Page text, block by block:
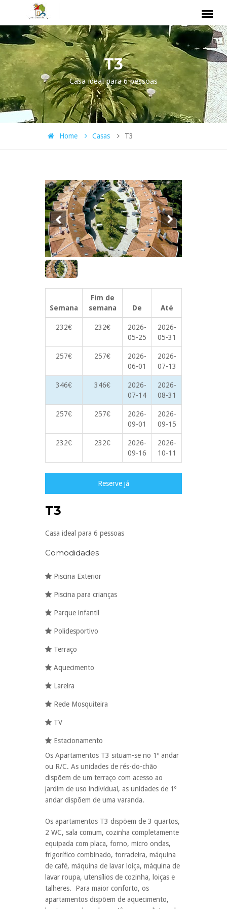
T3
Casa ideal para 6 pessoas
Home Casas T3
Semana
Fim de
semana
De Até
232€ 232€
2026-
05-25
2026-
05-31
257€ 257€
2026-
06-01
2026-
07-13
346€ 346€
2026-
07-14
2026-
08-31
257€ 257€
2026-
09-01
2026-
09-15
232€ 232€
2026-
09-16
2026-
10-11
Reserve já
T3
Casa ideal para 6 pessoas
Comodidades
Piscina Exterior
Piscina para crianças
Parque infantil
Polidesportivo
Terraço
Aquecimento
Lareira
Rede Mosquiteira
TV
Estacionamento
Os Apartamentos T3 situam-se no 1º andar
ou R/C. As unidades de rés-do-chão
dispõem de um terraço com acesso ao
jardim de uso individual, as unidades de 1º
andar dispõem de uma varanda.
Os apartamentos T3 dispõem de 3 quartos,
2 WC, sala comum, cozinha completamente
equipada com placa, forno, micro ondas,
frigorífico combinado, torradeira, máquina
de café, máquina de lavar loiça, máquina de
lavar roupa, utensílios de cozinha, loiças e
talheres. Para maior conforto, os
apartamentos dispõem de aquecimento,